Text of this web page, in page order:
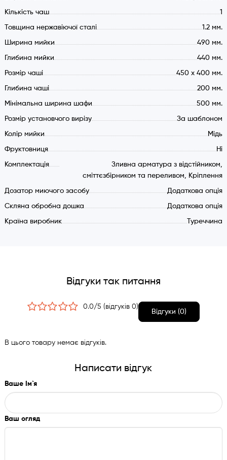
Товщина сталі: 1,2 мм.
Марка сталі: AISI 304
Набір елементів кріплення для установки під стільницю.
NANO
отримується за допомогою методу вакуумної конденсації
парів різних кольорових металів (фізичне осадження парів
металів – PVD). Дане покриття щільно в'їдається в
поверхню харчової нержавіючої сталі, створюючи плівку з
винятковою міцністю та забезпечує ефективний /
довготривалий захист від подряпин, пошкоджень та корозії.
Потім, на додаток до захисно-декоративного шару, поверх
цього наноситься нанометричне покриття низхідного типу
рахунок чого досягається рівень міцності можна порівняти
є те, що під час виготовлення даного покриття не
виробляються забруднюючі субстанції і від процесу не
Кількість чаш 1
Товщина нержавіючої сталі 1.2 мм.
Ширина мийки 490 мм.
Глибина мийки 440 мм.
Розмір чаші 450 х 400 мм.
Глибина чаші 200 мм.
Мінімальна ширина шафи 500 мм.
Розмір установчого вирізу За шаблоном
Колір мийки Мідь
Фруктовниця Ні
Комплектація
Зливна арматура з відстійником,
сміттєзбірником та переливом, Кріплення
Дозатор миючого засобу Додаткова опція
Скляна обробна дошка Додаткова опція
Країна виробник Туреччина
Відгуки так питання
0.0/5 (відгуків 0)
Відгуки (0)
В цього товару немає відгуків.
Написати відгук
Ваше Ім`я
Ваш огляд